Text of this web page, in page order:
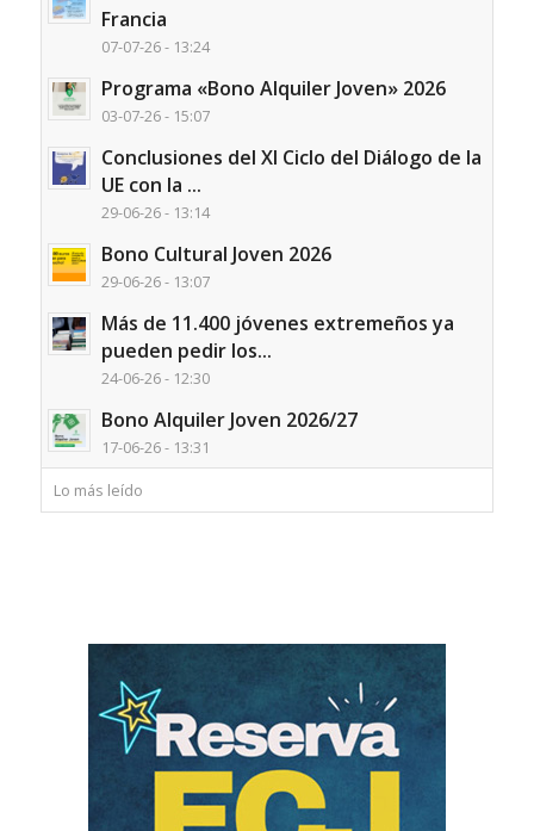
Francia
07-07-26 - 13:24
Programa «Bono Alquiler Joven» 2026
03-07-26 - 15:07
Conclusiones del XI Ciclo del Diálogo de la
UE con la ...
29-06-26 - 13:14
Bono Cultural Joven 2026
29-06-26 - 13:07
Más de 11.400 jóvenes extremeños ya
pueden pedir los...
24-06-26 - 12:30
Bono Alquiler Joven 2026/27
17-06-26 - 13:31
Lo más leído